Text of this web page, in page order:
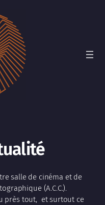
salle de cinéma et de
(A.C.C.).
près tout, et surtout ce